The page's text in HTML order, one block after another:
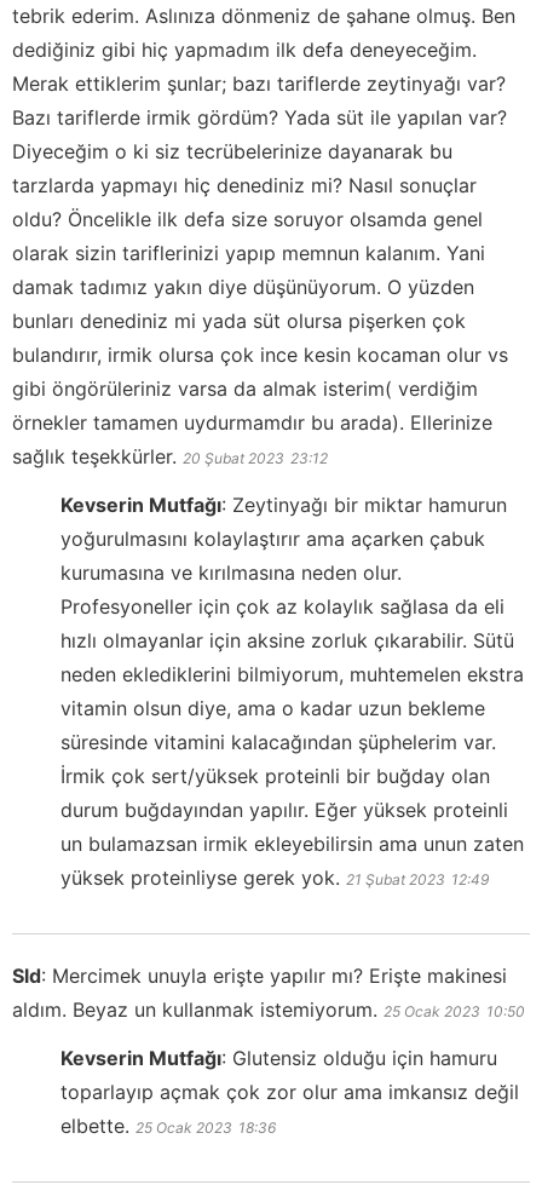
tebrik ederim. Aslınıza dönmeniz de şahane olmuş. Ben
dediğiniz gibi hiç yapmadım ilk defa deneyeceğim.
Merak ettiklerim şunlar; bazı tariflerde zeytinyağı var?
Bazı tariflerde irmik gördüm? Yada süt ile yapılan var?
Diyeceğim o ki siz tecrübelerinize dayanarak bu
tarzlarda yapmayı hiç denediniz mi? Nasıl sonuçlar
oldu? Öncelikle ilk defa size soruyor olsamda genel
olarak sizin tariflerinizi yapıp memnun kalanım. Yani
damak tadımız yakın diye düşünüyorum. O yüzden
bunları denediniz mi yada süt olursa pişerken çok
bulandırır, irmik olursa çok ince kesin kocaman olur vs
gibi öngörüleriniz varsa da almak isterim( verdiğim
örnekler tamamen uydurmamdır bu arada). Ellerinize
sağlık teşekkürler. 20 Şubat 2023 23:12
Kevserin Mutfağı: Zeytinyağı bir miktar hamurun
yoğurulmasını kolaylaştırır ama açarken çabuk
kurumasına ve kırılmasına neden olur.
Profesyoneller için çok az kolaylık sağlasa da eli
hızlı olmayanlar için aksine zorluk çıkarabilir. Sütü
neden eklediklerini bilmiyorum, muhtemelen ekstra
vitamin olsun diye, ama o kadar uzun bekleme
süresinde vitamini kalacağından şüphelerim var.
İrmik çok sert/yüksek proteinli bir buğday olan
durum buğdayından yapılır. Eğer yüksek proteinli
un bulamazsan irmik ekleyebilirsin ama unun zaten
yüksek proteinliyse gerek yok. 21 Şubat 2023 12:49
Sld: Mercimek unuyla erişte yapılır mı? Erişte makinesi
aldım. Beyaz un kullanmak istemiyorum. 25 Ocak 2023 10:50
Kevserin Mutfağı: Glutensiz olduğu için hamuru
toparlayıp açmak çok zor olur ama imkansız değil
elbette. 25 Ocak 2023 18:36